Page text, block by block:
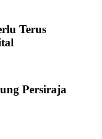
Terus
Persiraja